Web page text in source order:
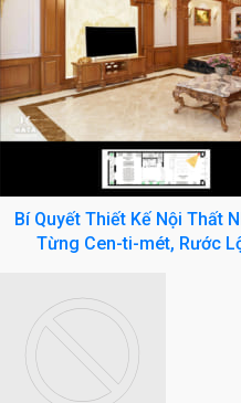
Bí Quyết Thiết Kế Nội Thất
Từng Cen-ti-mét, Rước